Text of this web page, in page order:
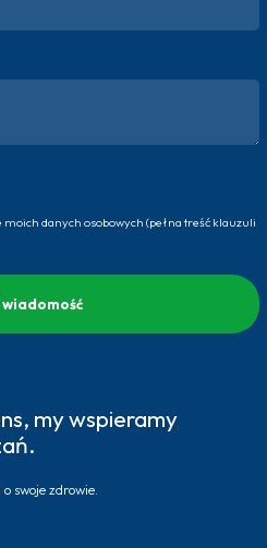
danych osobowych (pełna treść klauzuli
my wspieramy
swoje zdrowie.